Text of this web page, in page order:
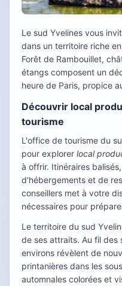
Le sud Yvelines vous
dans un territoire riche
Forêt de Rambouillet,
étangs composent un
heure de Paris, propice
Découvrir local
tourisme
L'office de tourisme du
pour explorer local
à offrir. Itinéraires
d'hébergements et de
conseillers met à votre
nécessaires pour
Le territoire du sud
de ses attraits. Au fil des
environs révèlent de
printanières dans les
automnales colorées et